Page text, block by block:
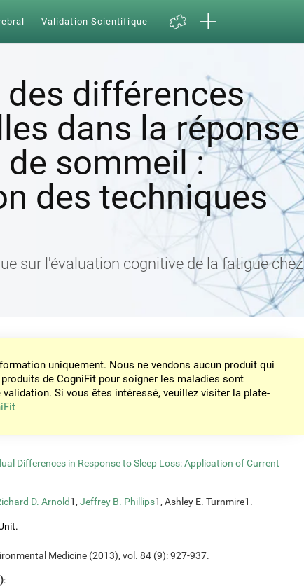
Validation Scientifique
des différences
dans la réponse
de sommeil :
des techniques
sur l'évaluation cognitive de la fatigue chez
uniquement. Nous ne vendons aucun produit qui
de CogniFit pour soigner les maladies sont
Si vous êtes intéressé, veuillez visiter la plate-
Differences in Response to Sleep Loss: Application of Current
D. Arnold1, Jeffrey B. Phillips1, Ashley E. Turnmire1.
Medicine (2013), vol. 84 (9): 927-937.
: